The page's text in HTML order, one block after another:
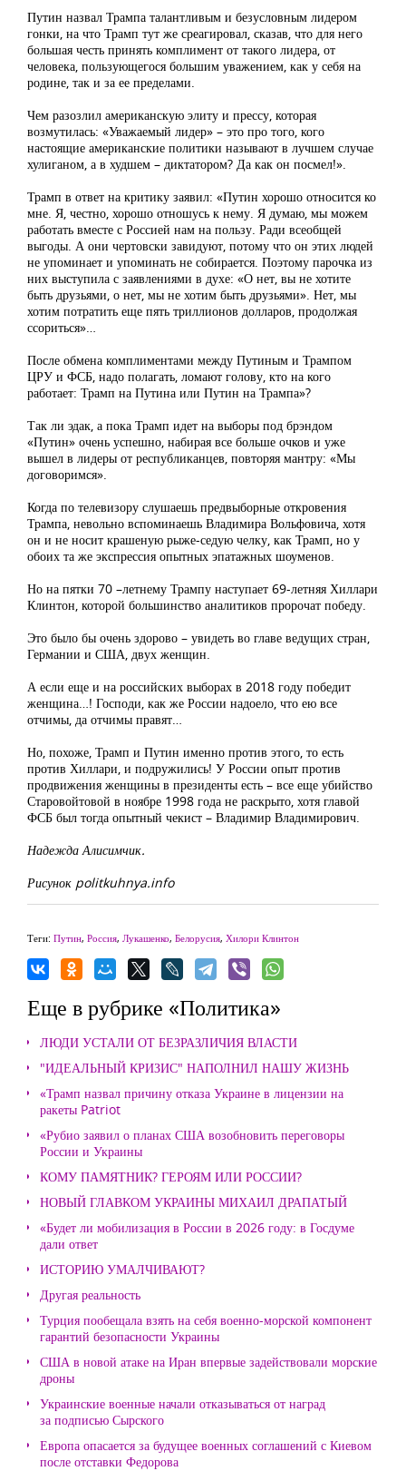
Путин назвал Трампа талантливым и безусловным лидером
гонки, на что Трамп тут же среагировал, сказав, что для него
большая честь принять комплимент от такого лидера, от
человека, пользующегося большим уважением, как у себя на
родине, так и за ее пределами.
Чем разозлил американскую элиту и прессу, которая
возмутилась: «Уважаемый лидер» – это про того, кого
настоящие американские политики называют в лучшем случае
хулиганом, а в худшем – диктатором? Да как он посмел!».
Трамп в ответ на критику заявил: «Путин хорошо относится ко
мне. Я, честно, хорошо отношусь к нему. Я думаю, мы можем
работать вместе с Россией нам на пользу. Ради всеобщей
выгоды. А они чертовски завидуют, потому что он этих людей
не упоминает и упоминать не собирается. Поэтому парочка из
них выступила с заявлениями в духе: «О нет, вы не хотите
быть друзьями, о нет, мы не хотим быть друзьями». Нет, мы
хотим потратить еще пять триллионов долларов, продолжая
ссориться»…
После обмена комплиментами между Путиным и Трампом
ЦРУ и ФСБ, надо полагать, ломают голову, кто на кого
работает: Трамп на Путина или Путин на Трампа»?
Так ли эдак, а пока Трамп идет на выборы под брэндом
«Путин» очень успешно, набирая все больше очков и уже
вышел в лидеры от республиканцев, повторяя мантру: «Мы
договоримся».
Когда по телевизору слушаешь предвыборные откровения
Трампа, невольно вспоминаешь Владимира Вольфовича, хотя
он и не носит крашеную рыже-седую челку, как Трамп, но у
обоих та же экспрессия опытных эпатажных шоуменов.
Но на пятки 70 –летнему Трампу наступает 69-летняя Хиллари
Клинтон, которой большинство аналитиков пророчат победу.
Это было бы очень здорово – увидеть во главе ведущих стран,
Германии и США, двух женщин.
А если еще и на российских выборах в 2018 году победит
женщина…! Господи, как же России надоело, что ею все
отчимы, да отчимы правят…
Но, похоже, Трамп и Путин именно против этого, то есть
против Хиллари, и подружились! У России опыт против
продвижения женщины в президенты есть – все еще убийство
Старовойтовой в ноябре 1998 года не раскрыто, хотя главой
ФСБ был тогда опытный чекист – Владимир Владимирович.
Надежда Алисимчик.
Рисунок politkuhnya.info
Теги: Путин, Россия, Лукашенко, Белорусия, Хилори Клинтон
Еще в рубрике «Политика»
ЛЮДИ УСТАЛИ ОТ БЕЗРАЗЛИЧИЯ ВЛАСТИ
"ИДЕАЛЬНЫЙ КРИЗИС" НАПОЛНИЛ НАШУ ЖИЗНЬ
«Трамп назвал причину отказа Украине в лицензии на
ракеты Patriot
«Рубио заявил о планах США возобновить переговоры
России и Украины
КОМУ ПАМЯТНИК? ГЕРОЯМ ИЛИ РОССИИ?
НОВЫЙ ГЛАВКОМ УКРАИНЫ МИХАИЛ ДРАПАТЫЙ
«Будет ли мобилизация в России в 2026 году: в Госдуме
дали ответ
ИСТОРИЮ УМАЛЧИВАЮТ?
Другая реальность
Турция пообещала взять на себя военно-морской компонент
гарантий безопасности Украины
США в новой атаке на Иран впервые задействовали морские
дроны
Украинские военные начали отказываться от наград
за подписью Сырского
Европа опасается за будущее военных соглашений с Киевом
после отставки Федорова